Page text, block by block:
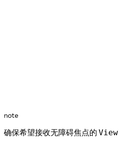
note
确保希望接收无障碍焦点的 View